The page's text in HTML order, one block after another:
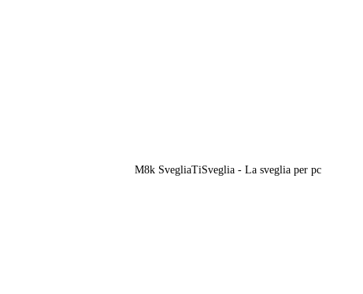
M8k SvegliaTiSveglia - La sveglia per pc